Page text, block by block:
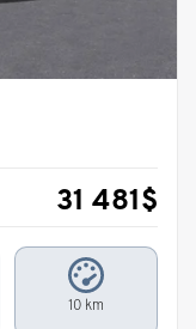
31 481$
10 km